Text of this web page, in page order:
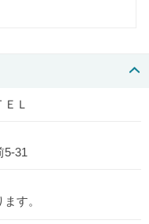
Ｌ
5-31
す。